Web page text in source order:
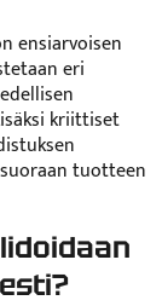
ensiarvoisen
eri
kriittiset
tuotteen